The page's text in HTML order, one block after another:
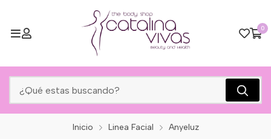
0
Inicio Linea Facial Anyeluz